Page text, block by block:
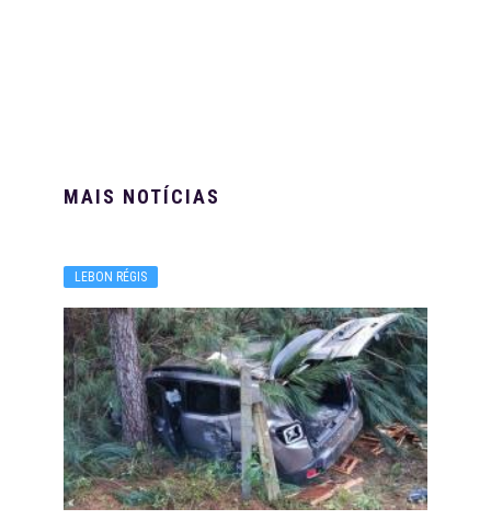
MAIS NOTÍCIAS
LEBON RÉGIS